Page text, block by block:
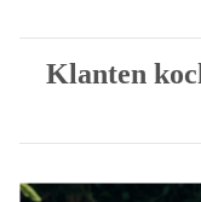
Klanten